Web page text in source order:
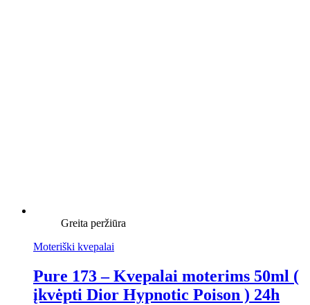
Greita peržiūra
Moteriški kvepalai
Pure 173 – Kvepalai moterims 50ml (
įkvėpti Dior Hypnotic Poison ) 24h